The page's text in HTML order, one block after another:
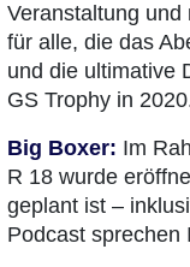
Veranstaltung
für alle, die das
und die ultimative
GS Trophy in
Big Boxer: Im
R 18 wurde
geplant ist –
Podcast sprechen